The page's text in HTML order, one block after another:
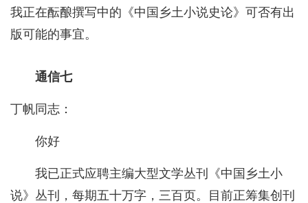
我正在酝酿撰写中的《中国乡土小说史论》可否有出
版可能的事宜。
通信七
丁帆同志：
你好
我已正式应聘主编大型文学丛刊《中国乡土小
说》丛刊，每期五十万字，三百页。目前正筹集创刊